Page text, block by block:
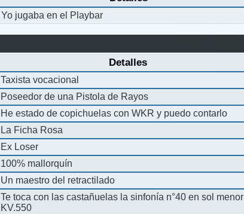
Yo jugaba en el Playbar
Detalles
Taxista vocacional
Poseedor de una Pistola de Rayos
He estado de copichuelas con WKR y puedo contarlo
La Ficha Rosa
Ex Loser
100% mallorquín
Un maestro del retractilado
Te toca con las castañuelas la sinfonía n°40 en sol menor
KV.550